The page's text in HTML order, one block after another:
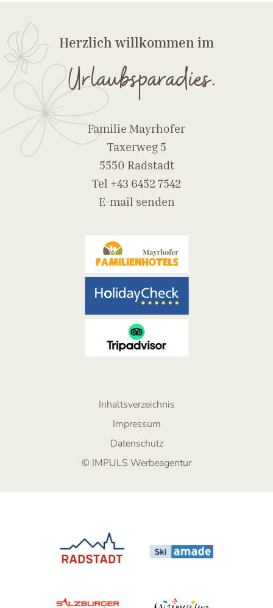
Herzlich willkommen im
Urlaubsparadies.
Familie Mayrhofer
Taxerweg 5
5550 Radstadt
Tel +43 6452 7542
E-mail senden
Inhaltsverzeichnis
Impressum
Datenschutz
© IMPULS Werbeagentur